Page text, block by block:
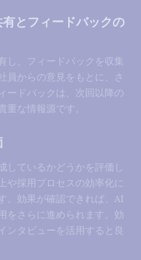
とフィードバックの
し、フィードバックを収集
員からの意見をもとに、さ
ードバックは、次回以降の
重な情報源です。
しているかどうかを評価し
や採用プロセスの効率化に
。効果が確認できれば、AI
をさらに進められます。効
ンタビューを活用すると良